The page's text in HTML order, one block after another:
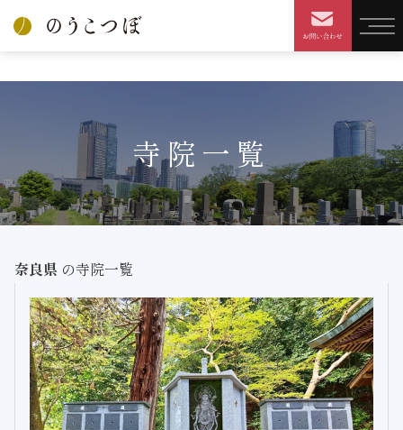
HOME 寺院を探す
寺院一覧
奈良県 の寺院一覧